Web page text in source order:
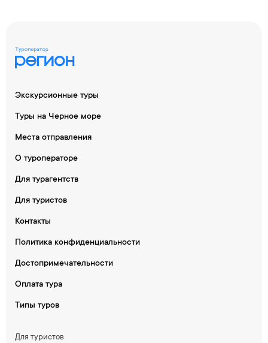
Экскурсионные туры
Туры на Черное море
Места отправления
О туроператоре
Для турагентств
Для туристов
Контакты
Политика конфиденциальности
Достопримечательности
Оплата тура
Типы туров
Для туристов